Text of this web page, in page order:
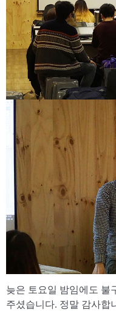
늦은 토요일 밤임에도 불
주셨습니다. 정말 감사합